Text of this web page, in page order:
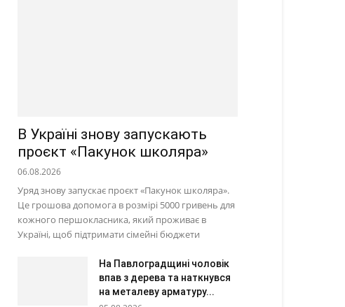
В Україні знову запускають
проєкт «Пакунок школяра»
06.08.2026
Уряд знову запускає проєкт «Пакунок школяра».
Це грошова допомога в розмірі 5000 гривень для
кожного першокласника, який проживає в
Україні, щоб підтримати сімейні бюджети
На Павлоградщині чоловік
впав з дерева та наткнувся
на металеву арматуру...